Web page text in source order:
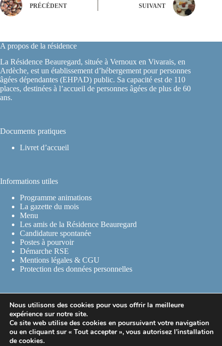
PRÉCÉDENT SUIVANT
A propos de la résidence
La Résidence Beauregard, située à Vernoux en Vivarais, en
Ardèche, est un établissement d’hébergement pour personnes
âgées dépendantes (EHPAD) public. Sa capacité est de 110
places, destinées à l’accueil de personnes âgées de plus de 60
ans.
Documents pratiques
Livret d’accueil
Informations utiles
Programme animations
La gazette du mois
Menu
Les amis de la Résidence Beauregard
Candidature spontanée
Postes à pourvoir
Démarche RSE
Mentions légales & CGU
Protection des données personnelles
Contact Info
Adresse :
8 rue de l'hôpital 07240 Vernoux-en-Vivarais
Nous utilisons des cookies pour vous offrir la meilleure
expérience sur notre site.
Ce site web utilise des cookies en poursuivant votre navigation
ou en cliquant sur « Tout accepter », vous autorisez l’installation
de cookies.